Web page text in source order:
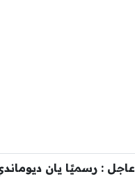
عاجل : رسميًا يان